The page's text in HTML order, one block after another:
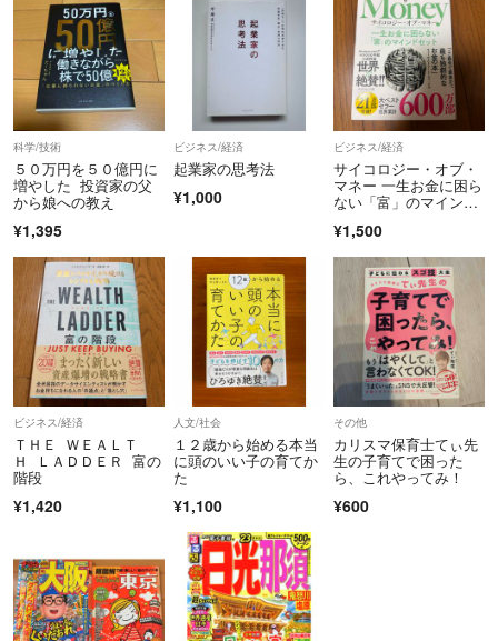
科学/技術
５０万円を５０億円に
増やした 投資家の父
から娘への教え
¥1,395
ビジネス/経済
起業家の思考法
¥1,000
ビジネス/経済
サイコロジー・オブ・
マネー 一生お金に困ら
ない「富」のマインド
セル
¥1,500
ビジネス/経済
ＴＨＥ ＷＥＡＬＴ
Ｈ ＬＡＤＤＥＲ 富の
階段
¥1,420
人文/社会
１２歳から始める本当
に頭のいい子の育てか
た
¥1,100
その他
カリスマ保育士てぃ先
生の子育てで困った
ら、これやってみ！
¥600